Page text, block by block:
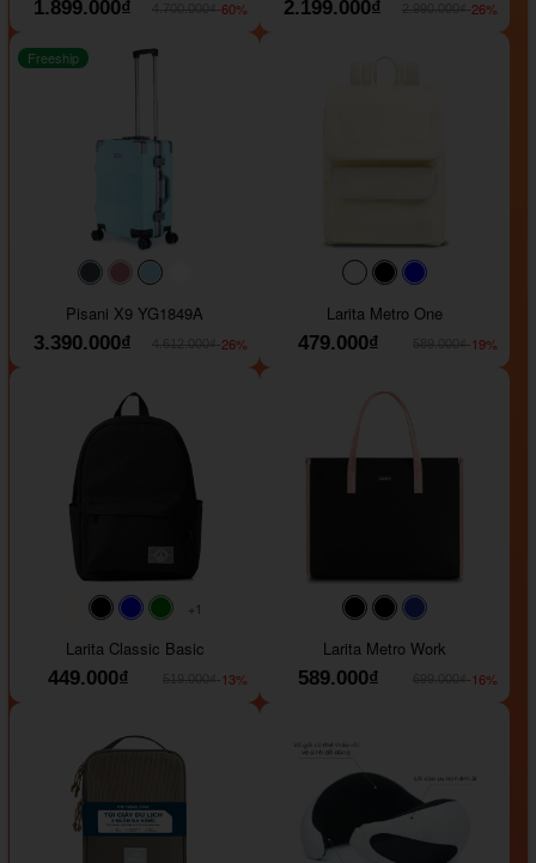
1.899.000₫
-60%
2.199.000₫
-26%
#40454a#b76e79
Freeship
Pisani X9 YG1849A
3.390.000₫
-26%
#faf0e6#000000
Larita Metro One
479.000₫
-19%
#faf0e6#000000#0000FF
+1
Larita Classic Basic
449.000₫
-13%
#000000#000000
Larita Metro Work
589.000₫
-16%